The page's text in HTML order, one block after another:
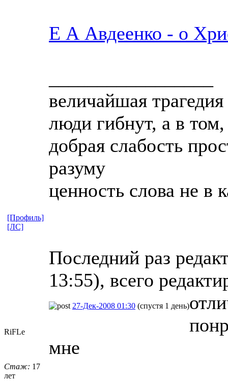
Е А Авдеенко - о
величайшая
люди гибнут, а в
добрая слабость
разуму
ценность слова не в
Последний раз
13:55), всего
[Профиль]
[ЛС]
RiFLe
Стаж: 17
лет
27-Дек-2008 01:30 (спустя 1 день)
мне